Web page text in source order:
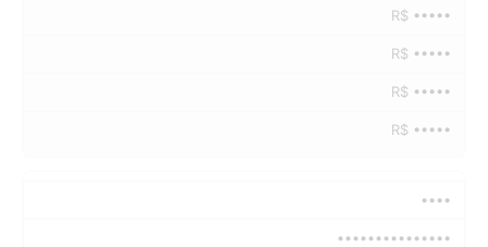
R$ •••••
R$ •••••
R$ •••••
R$ •••••
••••
•••••••••••••••